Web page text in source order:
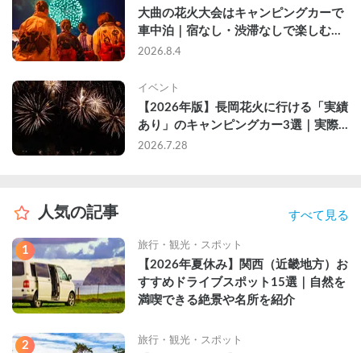
大曲の花火大会はキャンピングカーで
車中泊｜宿なし・渋滞なしで楽しむ
2026年完全ガイド
2026.8.4
イベント
【2026年版】長岡花火に行ける「実績
あり」のキャンピングカー3選｜実際
に利用したゲストのレビュー付き
2026.7.28
人気の記事 すべて見る
1 旅行・観光・スポット
【2026年夏休み】関西（近畿地方）お
すすめドライブスポット15選｜自然を
満喫できる絶景や名所を紹介
2 旅行・観光・スポット